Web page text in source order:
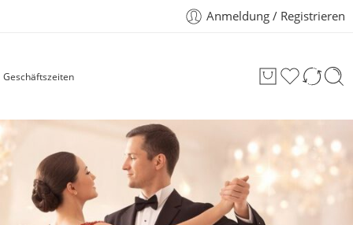
Anmeldung / Registrieren
Geschäftszeiten